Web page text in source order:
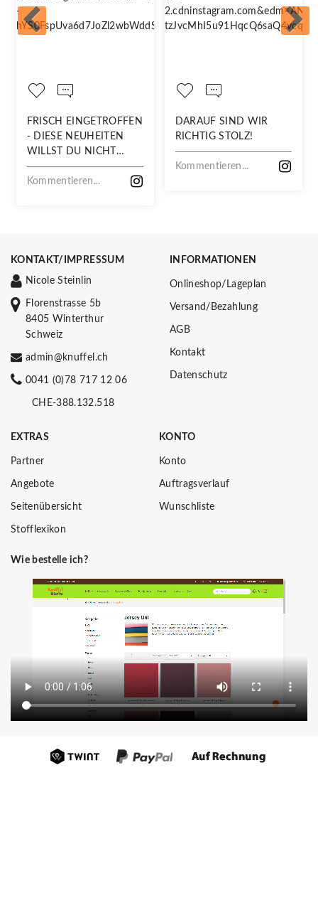
FRISCH EINGETROFFEN
- DIESE NEUHEITEN
WILLST DU NICHT
VERPASSEN!
Kommentieren...
DARAUF SIND WIR
RICHTIG STOLZ!
Kommentieren...
KONTAKT/IMPRESSUM
Nicole Steinlin
Florenstrasse 5b
8405 Winterthur
Schweiz
admin@knuffel.ch
0041 (0)78 717 12 06
CHE-388.132.518
INFORMATIONEN
Onlineshop/Lageplan
Versand/Bezahlung
AGB
Kontakt
Datenschutz
EXTRAS
Partner
Angebote
Seitenübersicht
Stofflexikon
KONTO
Konto
Auftragsverlauf
Wunschliste
Wie bestelle ich?